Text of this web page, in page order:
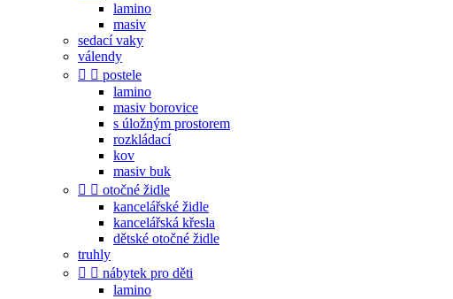
lamino
masiv
sedací vaky
válendy
  postele
lamino
masiv borovice
s úložným prostorem
rozkládací
kov
masiv buk
  otočné židle
kancelářské židle
kancelářská křesla
dětské otočné židle
truhly
  nábytek pro děti
lamino